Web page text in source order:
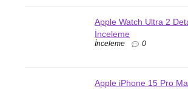
Apple Watch Ultra 2
İnceleme
İnceleme 0
Apple iPhone 15 Pro